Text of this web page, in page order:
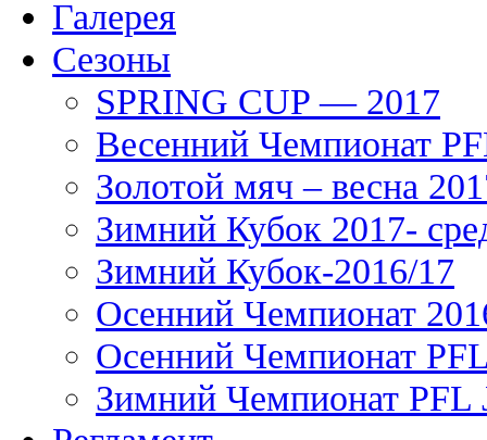
Галерея
Сезоны
SPRING CUP — 2017
Весенний Чемпионат
Золотой мяч – весна
Зимний Кубок 2017-
Зимний Кубок-2016/17
Осенний Чемпионат
Осенний Чемпионат
Зимний Чемпионат PFL